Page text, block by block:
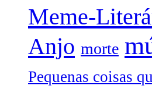
Meme-
Anjo morte
Pequenas coisas